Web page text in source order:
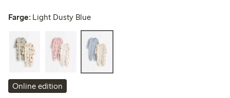
Farge: Light Dusty Blue
Online edition